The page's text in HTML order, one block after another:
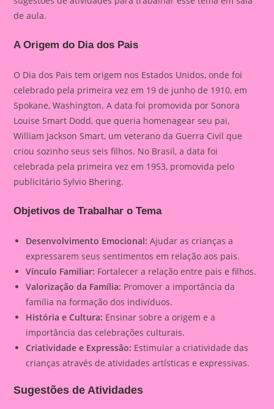
de aula.
A Origem do Dia dos Pais
O Dia dos Pais tem origem nos Estados Unidos, onde foi
celebrado pela primeira vez em 19 de junho de 1910, em
Spokane, Washington. A data foi promovida por Sonora
Louise Smart Dodd, que queria homenagear seu pai,
William Jackson Smart, um veterano da Guerra Civil que
criou sozinho seus seis filhos. No Brasil, a data foi
celebrada pela primeira vez em 1953, promovida pelo
publicitário Sylvio Bhering.
Objetivos de Trabalhar o Tema
Desenvolvimento Emocional: Ajudar as crianças a
expressarem seus sentimentos em relação aos pais.
Vínculo Familiar: Fortalecer a relação entre pais e filhos.
Valorização da Família: Promover a importância da
família na formação dos indivíduos.
História e Cultura: Ensinar sobre a origem e a
importância das celebrações culturais.
Criatividade e Expressão: Estimular a criatividade das
crianças através de atividades artísticas e expressivas.
Sugestões de Atividades